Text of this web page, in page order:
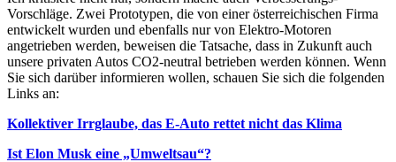
Vorschläge. Zwei Prototypen, die von einer österreichischen Firma
entwickelt wurden und ebenfalls nur von Elektro-Motoren
angetrieben werden, beweisen die Tatsache, dass in Zukunft auch
unsere privaten Autos CO2-neutral betrieben werden können. Wenn
Sie sich darüber informieren wollen, schauen Sie sich die folgenden
Links an:
Kollektiver Irrglaube, das E-Auto rettet nicht das Klima
Ist Elon Musk eine „Umweltsau“?